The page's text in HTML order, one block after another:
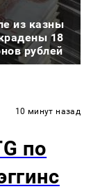
из казны
18
рублей
10 минут назад
по